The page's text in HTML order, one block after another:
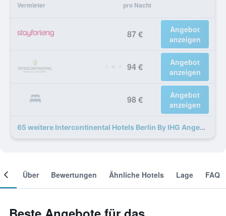
Vermieter pro Nacht
87 €
Angebot
anzeigen
94 €
Angebot
anzeigen
98 €
Angebot
anzeigen
65 weitere Intercontinental Hotels Berlin By IHG Angebote
Über Bewertungen Ähnliche Hotels Lage FAQ